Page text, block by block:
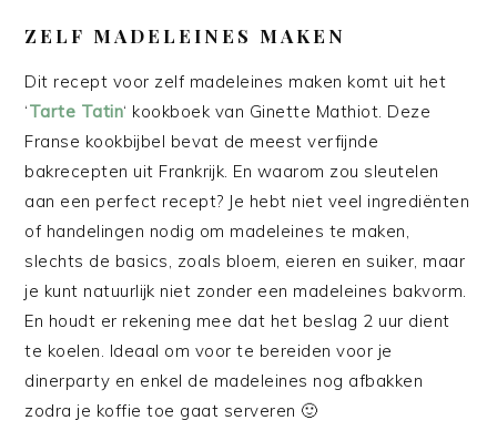
ZELF MADELEINES MAKEN
Dit recept voor zelf madeleines maken komt uit het
‘Tarte Tatin‘ kookboek van Ginette Mathiot. Deze
Franse kookbijbel bevat de meest verfijnde
bakrecepten uit Frankrijk. En waarom zou sleutelen
aan een perfect recept? Je hebt niet veel ingrediënten
of handelingen nodig om madeleines te maken,
slechts de basics, zoals bloem, eieren en suiker, maar
je kunt natuurlijk niet zonder een madeleines bakvorm.
En houdt er rekening mee dat het beslag 2 uur dient
te koelen. Ideaal om voor te bereiden voor je
dinerparty en enkel de madeleines nog afbakken
zodra je koffie toe gaat serveren 🙂